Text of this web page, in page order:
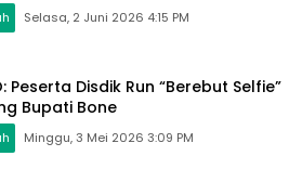
Selasa, 2 Juni 2026 4:15 PM
Peserta Disdik Run “Berebut Selfie”
Bupati Bone
Minggu, 3 Mei 2026 3:09 PM